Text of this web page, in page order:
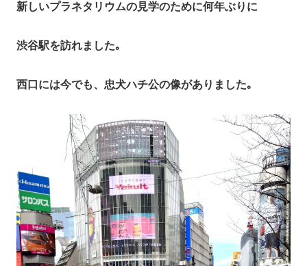
新しいプラネタリウムの見学のために何年ぶりに
渋谷駅を訪れました｡
西口には今でも、忠犬ハチ公の像がありました｡